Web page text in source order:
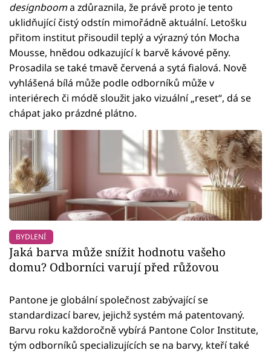
designbooma zdůraznila, že právě proto je tento
uklidňující čistý odstín mimořádně aktuální. Letošku
přitom institut přisoudil teplý a výrazný tón Mocha
Mousse, hnědou odkazující k barvě kávové pěny.
Prosadila se také tmavě červená a sytá fialová. Nově
vyhlášená bílá může podle odborníků může v
interiérech či módě sloužit jako vizuální „reset“, dá se
chápat jako prázdné plátno.
BYDLENÍ
Jaká barva může snížit hodnotu vašeho
domu? Odborníci varují před růžovou
Pantone je globální společnost zabývající se
standardizací barev, jejichž systém má patentovaný.
Barvu roku každoročně vybírá Pantone Color Institute,
tým odborníků specializujících se na barvy, kteří také